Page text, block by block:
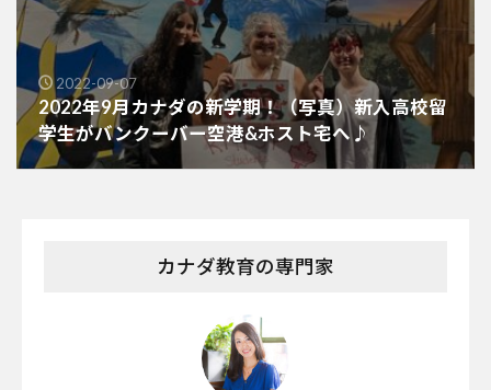
2022-09-07
2022年9月カナダの新学期！（写真）新入高校留
学生がバンクーバー空港&ホスト宅へ♪
カナダ教育の専門家